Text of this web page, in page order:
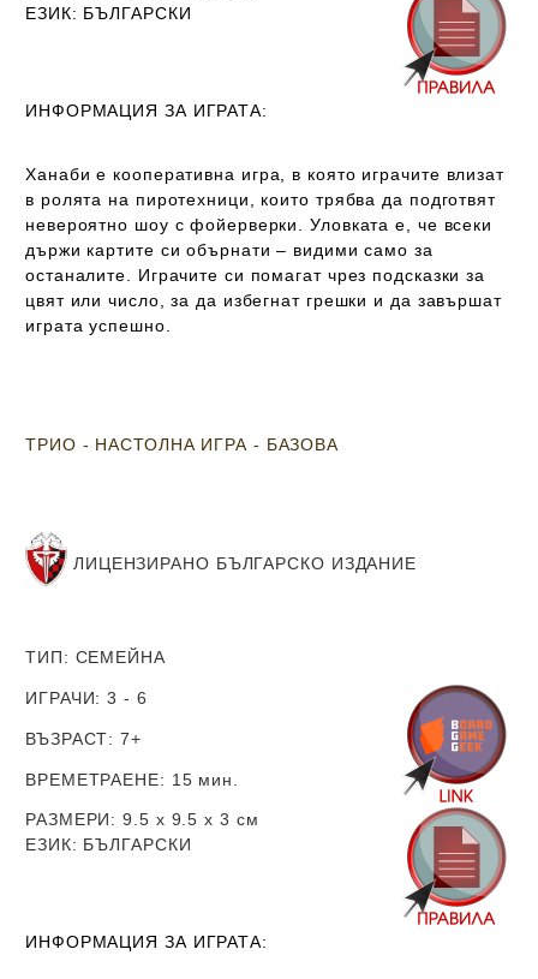
ЕЗИК: БЪЛГАРСКИ
ИНФОРМАЦИЯ ЗА ИГРАТА:
Ханаби е кооперативна игра, в която играчите влизат
в ролята на пиротехници, които трябва да подготвят
невероятно шоу с фойерверки. Уловката е, че всеки
държи картите си обърнати – видими само за
останалите. Играчите си помагат чрез подсказки за
цвят или число, за да избегнат грешки и да завършат
играта успешно.
ТРИО - НАСТОЛНА ИГРА - БАЗОВА
ЛИЦЕНЗИРАНО БЪЛГАРСКО ИЗДАНИЕ
ТИП: СЕМЕЙНА
ИГРАЧИ: 3 - 6
ВЪЗРАСТ: 7+
ВРЕМЕТРАЕНЕ: 15 мин.
РАЗМЕРИ: 9.5 х 9.5 х 3 см
ЕЗИК: БЪЛГАРСКИ
ИНФОРМАЦИЯ ЗА ИГРАТА: